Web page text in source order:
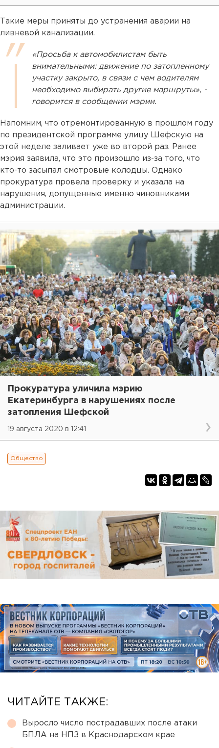
Такие меры приняты до устранения аварии на
ливневой канализации.
«Просьба к автомобилистам быть
внимательными: движение по затопленному
участку закрыто, в связи с чем водителям
необходимо выбирать другие маршруты», -
говорится в сообщении мэрии.
Напомним, что отремонтированную в прошлом году
по президентской программе улицу Шефскую на
этой неделе заливает уже во второй раз. Ранее
мэрия заявила, что это произошло из-за того, что
кто-то засыпал смотровые колодцы. Однако
прокуратура провела проверку и указала на
нарушения, допущенные именно чиновниками
администрации.
Прокуратура уличила мэрию
Екатеринбурга в нарушениях после
затопления Шефской
19 августа 2020 в 12:41
Общество
ЧИТАЙТЕ ТАКЖЕ:
Выросло число пострадавших после атаки
БПЛА на НПЗ в Краснодарском крае